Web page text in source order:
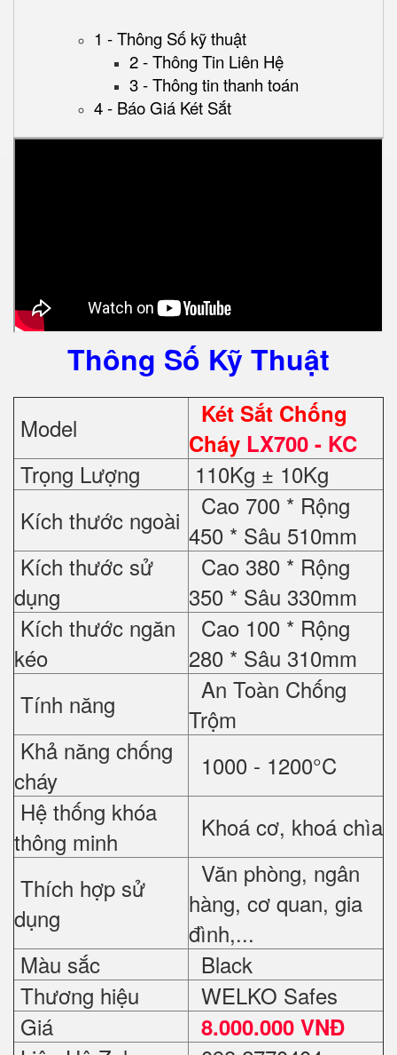
1 - Thông Số kỹ thuật
2 - Thông Tin Liên Hệ
3 - Thông tin thanh toán
4 - Báo Giá Két Sắt
Thông Số Kỹ Thuật
Model
Két Sắt Chống
Cháy LX700 - KC
Trọng Lượng
110Kg ± 10Kg
Kích thước ngoài
Cao 700 * Rộng
450 * Sâu 510mm
Kích thước sử
dụng
Cao 380 * Rộng
350 * Sâu 330mm
Kích thước ngăn
kéo
Cao 100 * Rộng
280 * Sâu 310mm
Tính năng
An Toàn Chống
Trộm
Khả năng chống
cháy
1000 - 1200°C
Hệ thống khóa
thông minh
Khoá cơ, khoá chìa
Thích hợp sử
dụng
Văn phòng, ngân
hàng, cơ quan, gia
đình,...
Màu sắc
Black
Thương hiệu
WELKO Safes
Giá
8.000.000 VNĐ